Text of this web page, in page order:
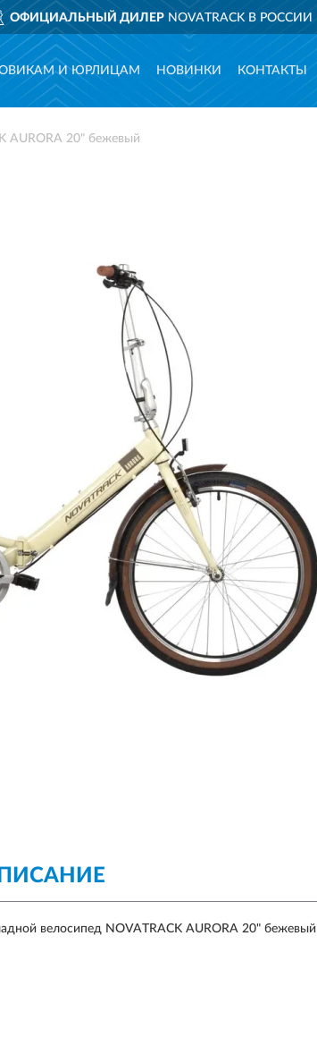
ОФИЦИАЛЬНЫЙ ДИЛЕР NOVATRACK В РОССИИ
И ЮРЛИЦАМ НОВИНКИ КОНТАКТЫ
AURORA 20" бежевый
велосипед NOVATRACK AURORA 20" бежевый